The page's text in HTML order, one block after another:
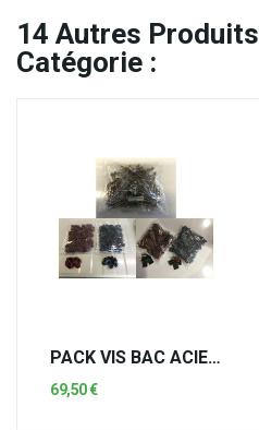
14 Autres
Catégorie :
PACK VIS BAC ACIER SIMPLE
69,50 €